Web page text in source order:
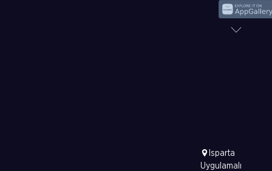
Isparta
Uygulamalı